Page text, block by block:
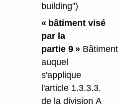
building")
« bâtiment visé
par la
partie 9 »Bâtiment
auquel
s'applique
l'article 1.3.3.3.
de la division A